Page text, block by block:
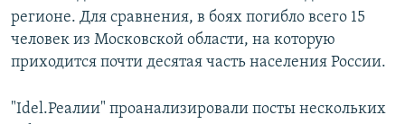
регионе. Для сравнения, в боях погибло всего 15
человек из Московской области, на которую
приходится почти десятая часть населения России.
"Idel.Реалии" проанализировали посты нескольких